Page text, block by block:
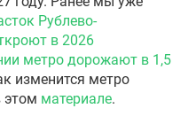
Рублево-
в 2026
метро дорожают в 1,5
изменится метро
этом материале.